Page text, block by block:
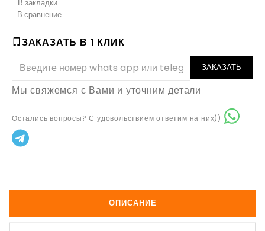
В закладки
В сравнение
ЗАКАЗАТЬ В 1 КЛИК
ЗАКАЗАТЬ
Мы свяжемся с Вами и уточним детали
Остались вопросы? С удовольствием ответим на них))
ОПИСАНИЕ